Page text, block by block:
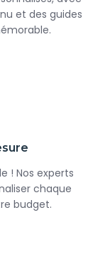
et des guides
! Nos experts
chaque
budget.